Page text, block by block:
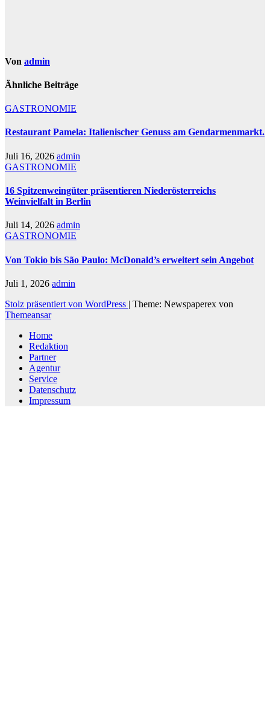
Von admin
Ähnliche Beiträge
GASTRONOMIE
Restaurant Pamela: Italienischer Genuss am Gendarmenmarkt.
Juli 16, 2026 admin
GASTRONOMIE
16 Spitzenweingüter präsentieren Niederösterreichs
Weinvielfalt in Berlin
Juli 14, 2026 admin
GASTRONOMIE
Von Tokio bis São Paulo: McDonald’s erweitert sein Angebot
Juli 1, 2026 admin
Stolz präsentiert von WordPress | Theme: Newspaperex von
Themeansar
Home
Redaktion
Partner
Agentur
Service
Datenschutz
Impressum